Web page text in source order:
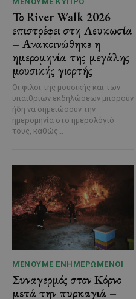
Το River Walk 2026
επιστρέφει στη Λευκωσία
– Ανακοινώθηκε η
ημερομηνία της μεγάλης
μουσικής γιορτής
Οι φίλοι της μουσικής και των
υπαίθριων εκδηλώσεων μπορούν
ήδη να σημειώσουν την
ημερομηνία στο ημερολόγιό
τους, καθώς...
ΜΈΝΟΥΜΕ ΕΝΗΜΕΡΩΜΈΝΟΙ
Συναγερμός στον Κόρνο
μετά την πυρκαγιά –